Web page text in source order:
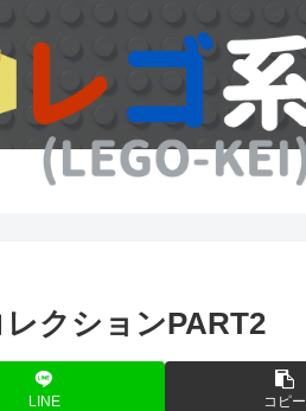
クションPART2
LINE コピー